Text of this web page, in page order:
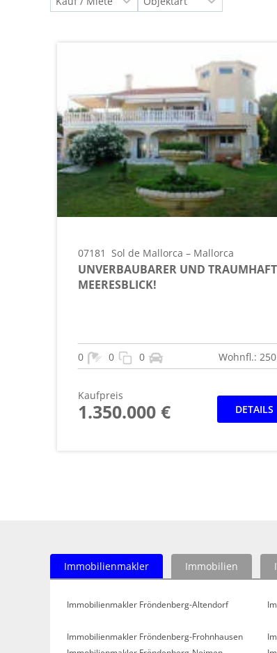
07181 Sol de Mallorca – Mallorca
UNVERBAUBARER UND
MEERESBLICK!
0 0 0 Wohnfl.:
Kaufpreis
1.350.000 € DETAILS
Immobilienmakler Immobilien
Immobilienmakler Fröndenberg-Altendorf
Immobilienmakler Fröndenberg-Frohnhausen